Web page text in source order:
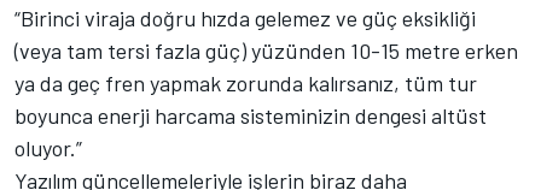
“Birinci viraja doğru hızda gelemez ve güç eksikliği
(veya tam tersi fazla güç) yüzünden 10-15 metre erken
ya da geç fren yapmak zorunda kalırsanız, tüm tur
boyunca enerji harcama sisteminizin dengesi altüst
oluyor.”
Yazılım güncellemeleriyle işlerin biraz daha